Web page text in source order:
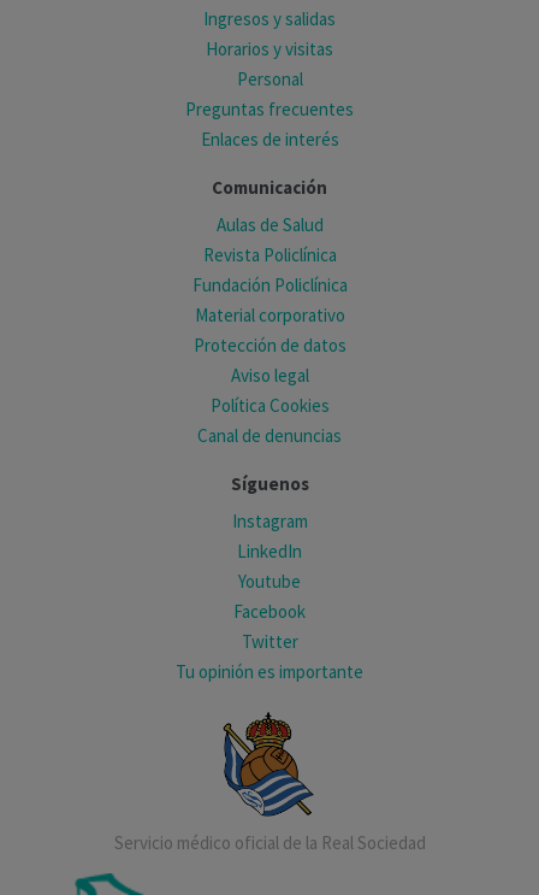
Ingresos y salidas
Horarios y visitas
Personal
Preguntas frecuentes
Enlaces de interés
Comunicación
Aulas de Salud
Revista Policlínica
Fundación Policlínica
Material corporativo
Protección de datos
Aviso legal
Política Cookies
Canal de denuncias
Síguenos
Instagram
LinkedIn
Youtube
Facebook
Twitter
Tu opinión es importante
Servicio médico oficial de la Real Sociedad